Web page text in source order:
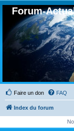
Forum-
Faire un don FAQ
Index du forum